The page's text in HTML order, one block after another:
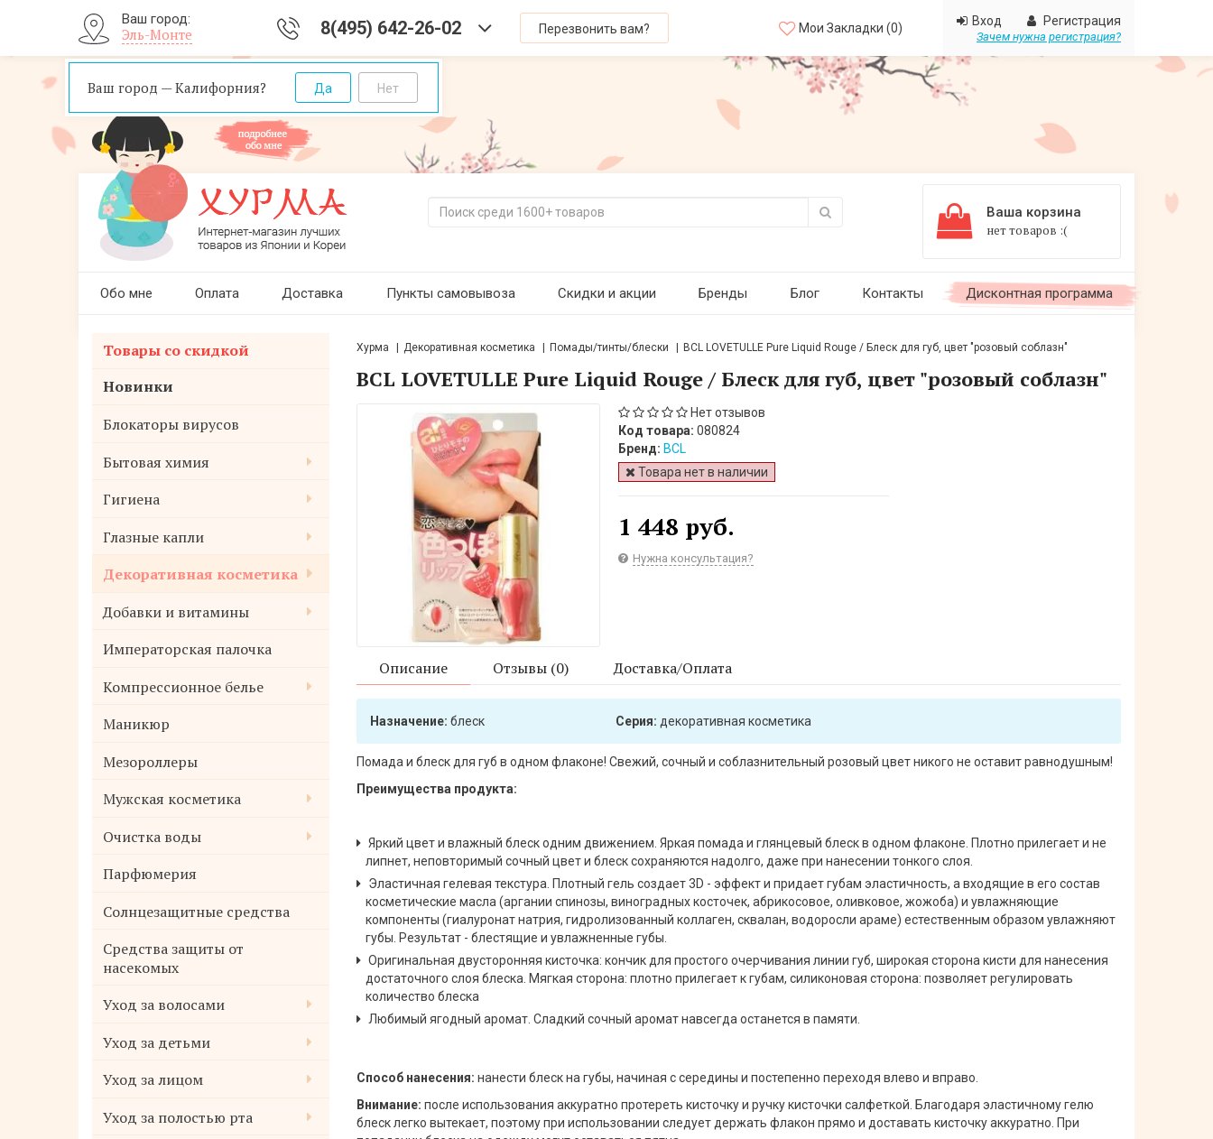
Ваш город:
Эль-Монте
Ваш город — Калифорния?
8(495) 642-26-02 Перезвонить вам? Мои Закладки (0)
Вход Регистрация
Зачем нужна регистрация?
Ваша корзина
нет товаров :(
Обо мне Оплата Доставка Пункты самовывоза Скидки и акции Бренды Блог Контакты Дисконтная программа
Товары со скидкой
Новинки
Блокаторы вирусов
Бытовая химия
Гигиена
Глазные капли
Декоративная косметика
Добавки и витамины
Императорская палочка
Компрессионное белье
Маникюр
Мезороллеры
Мужская косметика
Очистка воды
Парфюмерия
Солнцезащитные средства
Средства защиты от
насекомых
Уход за волосами
Уход за детьми
Уход за лицом
Уход за полостью рта
Хурма Декоративная косметика Помады/тинты/блески BCL LOVETULLE Pure Liquid Rouge / Блеск для губ, цвет "розовый соблазн"
BCL LOVETULLE Pure Liquid Rouge / Блеск для губ, цвет "розовый соблазн"
Нет отзывов
Код товара: 080824
Бренд: BCL
Товара нет в наличии
1 448 руб.
Нужна консультация?
Описание Отзывы (0) Доставка/Оплата
Назначение: блеск Серия: декоративная косметика
Помада и блеск для губ в одном флаконе! Свежий, сочный и соблазнительный розовый цвет никого не оставит равнодушным!
Преимущества продукта:
Яркий цвет и влажный блеск одним движением. Яркая помада и глянцевый блеск в одном флаконе. Плотно прилегает и не
липнет, неповторимый сочный цвет и блеск сохраняются надолго, даже при нанесении тонкого слоя.
Эластичная гелевая текстура. Плотный гель создает 3D - эффект и придает губам эластичность, а входящие в его состав
косметические масла (аргании спинозы, виноградных косточек, абрикосовое, оливковое, жожоба) и увлажняющие
компоненты (гиалуронат натрия, гидролизованный коллаген, сквалан, водоросли араме) естественным образом увлажняют
губы. Результат - блестящие и увлажненные губы.
Оригинальная двусторонняя кисточка: кончик для простого очерчивания линии губ, широкая сторона кисти для нанесения
достаточного слоя блеска. Мягкая сторона: плотно прилегает к губам, силиконовая сторона: позволяет регулировать
количество блеска
Любимый ягодный аромат. Сладкий сочный аромат навсегда останется в памяти.
Способ нанесения: нанести блеск на губы, начиная с середины и постепенно переходя влево и вправо.
Внимание: после использования аккуратно протереть кисточку и ручку кисточки салфеткой. Благодаря эластичному гелю
блеск легко вытекает, поэтому при использовании следует держать флакон прямо и доставать кисточку аккуратно. При